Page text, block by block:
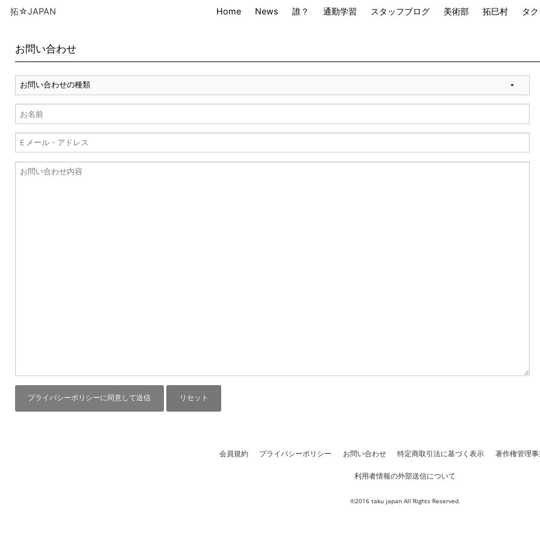
拓☆JAPAN Home News 誰？ 通勤学習 スタッフブログ 美術部 拓巳村 タ
お問い合わせ
会員規約 プライバシーポリシー お問い合わせ 特定商取引法に基づく表示 著作権管理
利用者情報の外部送信について
©2016 taku japan All Rights Reserved.